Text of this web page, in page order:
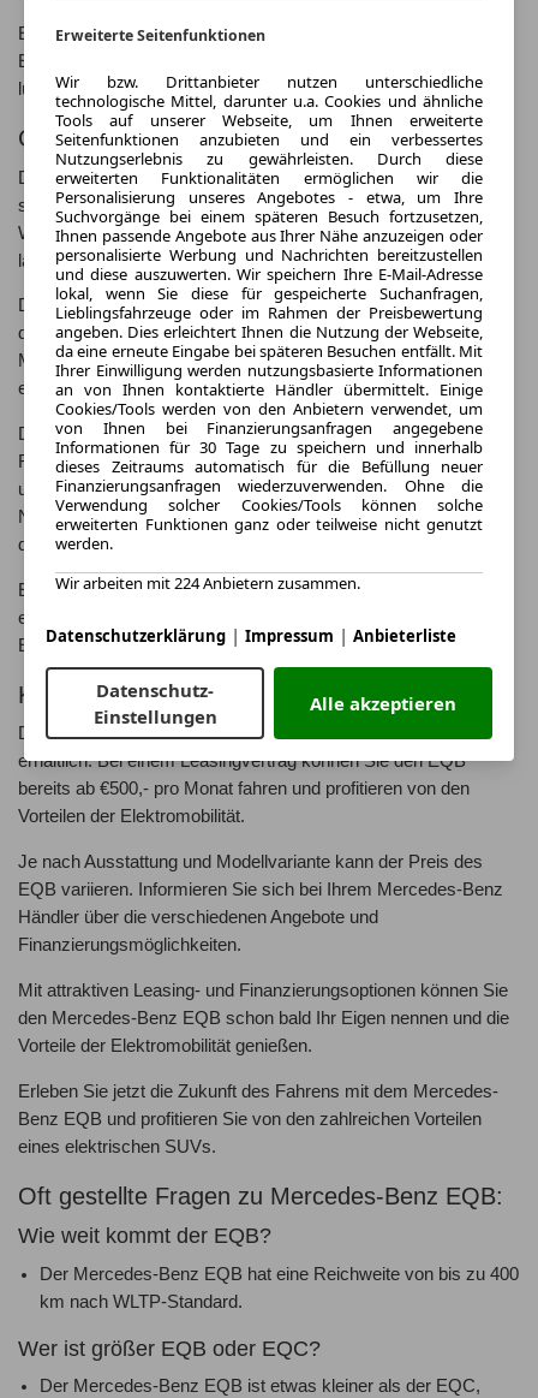
Erleben Sie die Zukunft des Fahrens mit dem Mercedes-Benz
EQB und genießen Sie die Vorteile der Elektromobilität in einem
luxuriösen SUV.
Gut zu wissen
Der Mercedes-Benz EQB ist nicht nur umweltfreundlich,
sondern auch kosteneffizient im Betrieb. Mit niedrigen
Wartungskosten und geringen Energiekosten sparen Sie
langfristig Geld und schonen gleichzeitig die Umwelt.
Dank der zahlreichen Ladestationen in ganz Europa können Sie
den EQB problemlos aufladen und sind jederzeit mobil. Mit dem
Mercedes me Charge Service haben Sie Zugang zu einem
europaweiten Ladenetzwerk und können bequem bezahlen.
Der EQB überzeugt nicht nur mit seiner Leistung und
Reichweite, sondern auch mit seinem geräumigen Innenraum
und dem komfortablen Fahrgefühl. Erleben Sie Luxus und
Nachhaltigkeit in einem Fahrzeug und genießen Sie die Vorteile
der Elektromobilität.
Entdecken Sie jetzt die Welt des Mercedes-Benz EQB und
erleben Sie die Zukunft des Fahrens in einem innovativen
Elektro-SUV.
Kaufen und leasen ab welchem Preis?
Der Mercedes-Benz EQB ist ab einem Preis von €50.000,-
erhältlich. Bei einem Leasingvertrag können Sie den EQB
bereits ab €500,- pro Monat fahren und profitieren von den
Vorteilen der Elektromobilität.
Je nach Ausstattung und Modellvariante kann der Preis des
EQB variieren. Informieren Sie sich bei Ihrem Mercedes-Benz
Händler über die verschiedenen Angebote und
Finanzierungsmöglichkeiten.
Mit attraktiven Leasing- und Finanzierungsoptionen können Sie
den Mercedes-Benz EQB schon bald Ihr Eigen nennen und die
Vorteile der Elektromobilität genießen.
Erleben Sie jetzt die Zukunft des Fahrens mit dem Mercedes-
Benz EQB und profitieren Sie von den zahlreichen Vorteilen
eines elektrischen SUVs.
Oft gestellte Fragen zu Mercedes-Benz EQB:
Wie weit kommt der EQB?
Der Mercedes-Benz EQB hat eine Reichweite von bis zu 400
km nach WLTP-Standard.
Wer ist größer EQB oder EQC?
Der Mercedes-Benz EQB ist etwas kleiner als der EQC,
Erweiterte Seitenfunktionen
Wir bzw. Drittanbieter nutzen unterschiedliche
technologische Mittel, darunter u.a. Cookies und ähnliche
Tools auf unserer Webseite, um Ihnen erweiterte
Seitenfunktionen anzubieten und ein verbessertes
Nutzungserlebnis zu gewährleisten. Durch diese
erweiterten Funktionalitäten ermöglichen wir die
Personalisierung unseres Angebotes - etwa, um Ihre
Suchvorgänge bei einem späteren Besuch fortzusetzen,
Ihnen passende Angebote aus Ihrer Nähe anzuzeigen oder
personalisierte Werbung und Nachrichten bereitzustellen
und diese auszuwerten. Wir speichern Ihre E-Mail-Adresse
lokal, wenn Sie diese für gespeicherte Suchanfragen,
Lieblingsfahrzeuge oder im Rahmen der Preisbewertung
angeben. Dies erleichtert Ihnen die Nutzung der Webseite,
da eine erneute Eingabe bei späteren Besuchen entfällt. Mit
Ihrer Einwilligung werden nutzungsbasierte Informationen
an von Ihnen kontaktierte Händler übermittelt. Einige
Cookies/Tools werden von den Anbietern verwendet, um
von Ihnen bei Finanzierungsanfragen angegebene
Informationen für 30 Tage zu speichern und innerhalb
dieses Zeitraums automatisch für die Befüllung neuer
Finanzierungsanfragen wiederzuverwenden. Ohne die
Verwendung solcher Cookies/Tools können solche
erweiterten Funktionen ganz oder teilweise nicht genutzt
werden.
Wir arbeiten mit 224 Anbietern zusammen.
Datenschutzerklärung | Impressum | Anbieterliste
Datenschutz-
Einstellungen
Alle akzeptieren